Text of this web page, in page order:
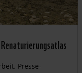
, Presse-